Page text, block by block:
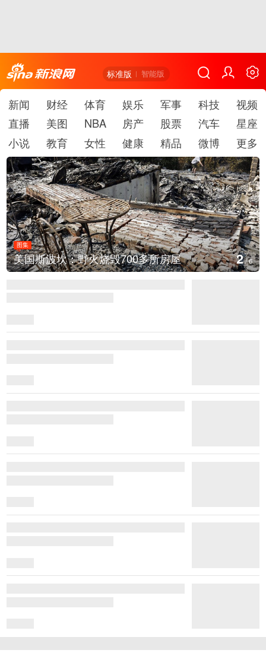
标准版 智能版
新闻 财经 体育 娱乐 军事 科技
视频
直播
美图 NBA 房产 股票 汽车
星座
小说
教育 女性 健康 精品 微博 更多
图集
美国斯波坎：野火烧毁700多所房屋 2/6